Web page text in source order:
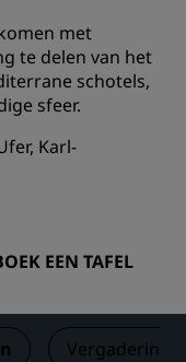
met
te delen van het
schotels,
sfeer.
Karl-
EEN TAFEL